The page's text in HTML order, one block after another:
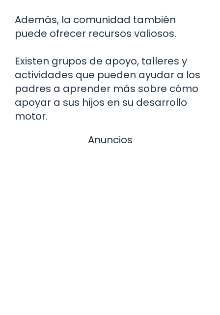
Además, la comunidad también
puede ofrecer recursos valiosos.
Existen grupos de apoyo, talleres y
actividades que pueden ayudar a los
padres a aprender más sobre cómo
apoyar a sus hijos en su desarrollo
motor.
Anuncios